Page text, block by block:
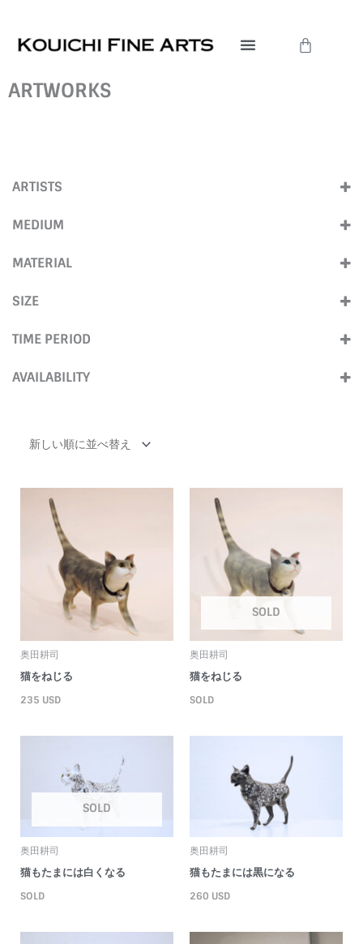
キ
Cart
ARTWORKS
ARTISTS
杉尾 信子
MEDIUM
MATERIAL
3D プリント
SIZE
TIME PERIOD
2010s (2)
AVAILABILITY
奥田耕司
猫をねじる
235 USD
SOLD
奥田耕司
猫をねじる
SOLD
SOLD
奥田耕司
猫もたまには白くなる
SOLD
奥田耕司
猫もたまには黒になる
260 USD